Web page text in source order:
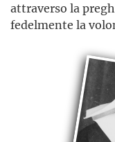
attraverso la
fedelmente la